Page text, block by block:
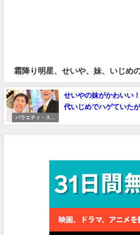
霜降り明星、せいや、妹、いじめ
バラエティ・スポ
ーツ
せいやの妹がかわいい
代いじめでハゲていた